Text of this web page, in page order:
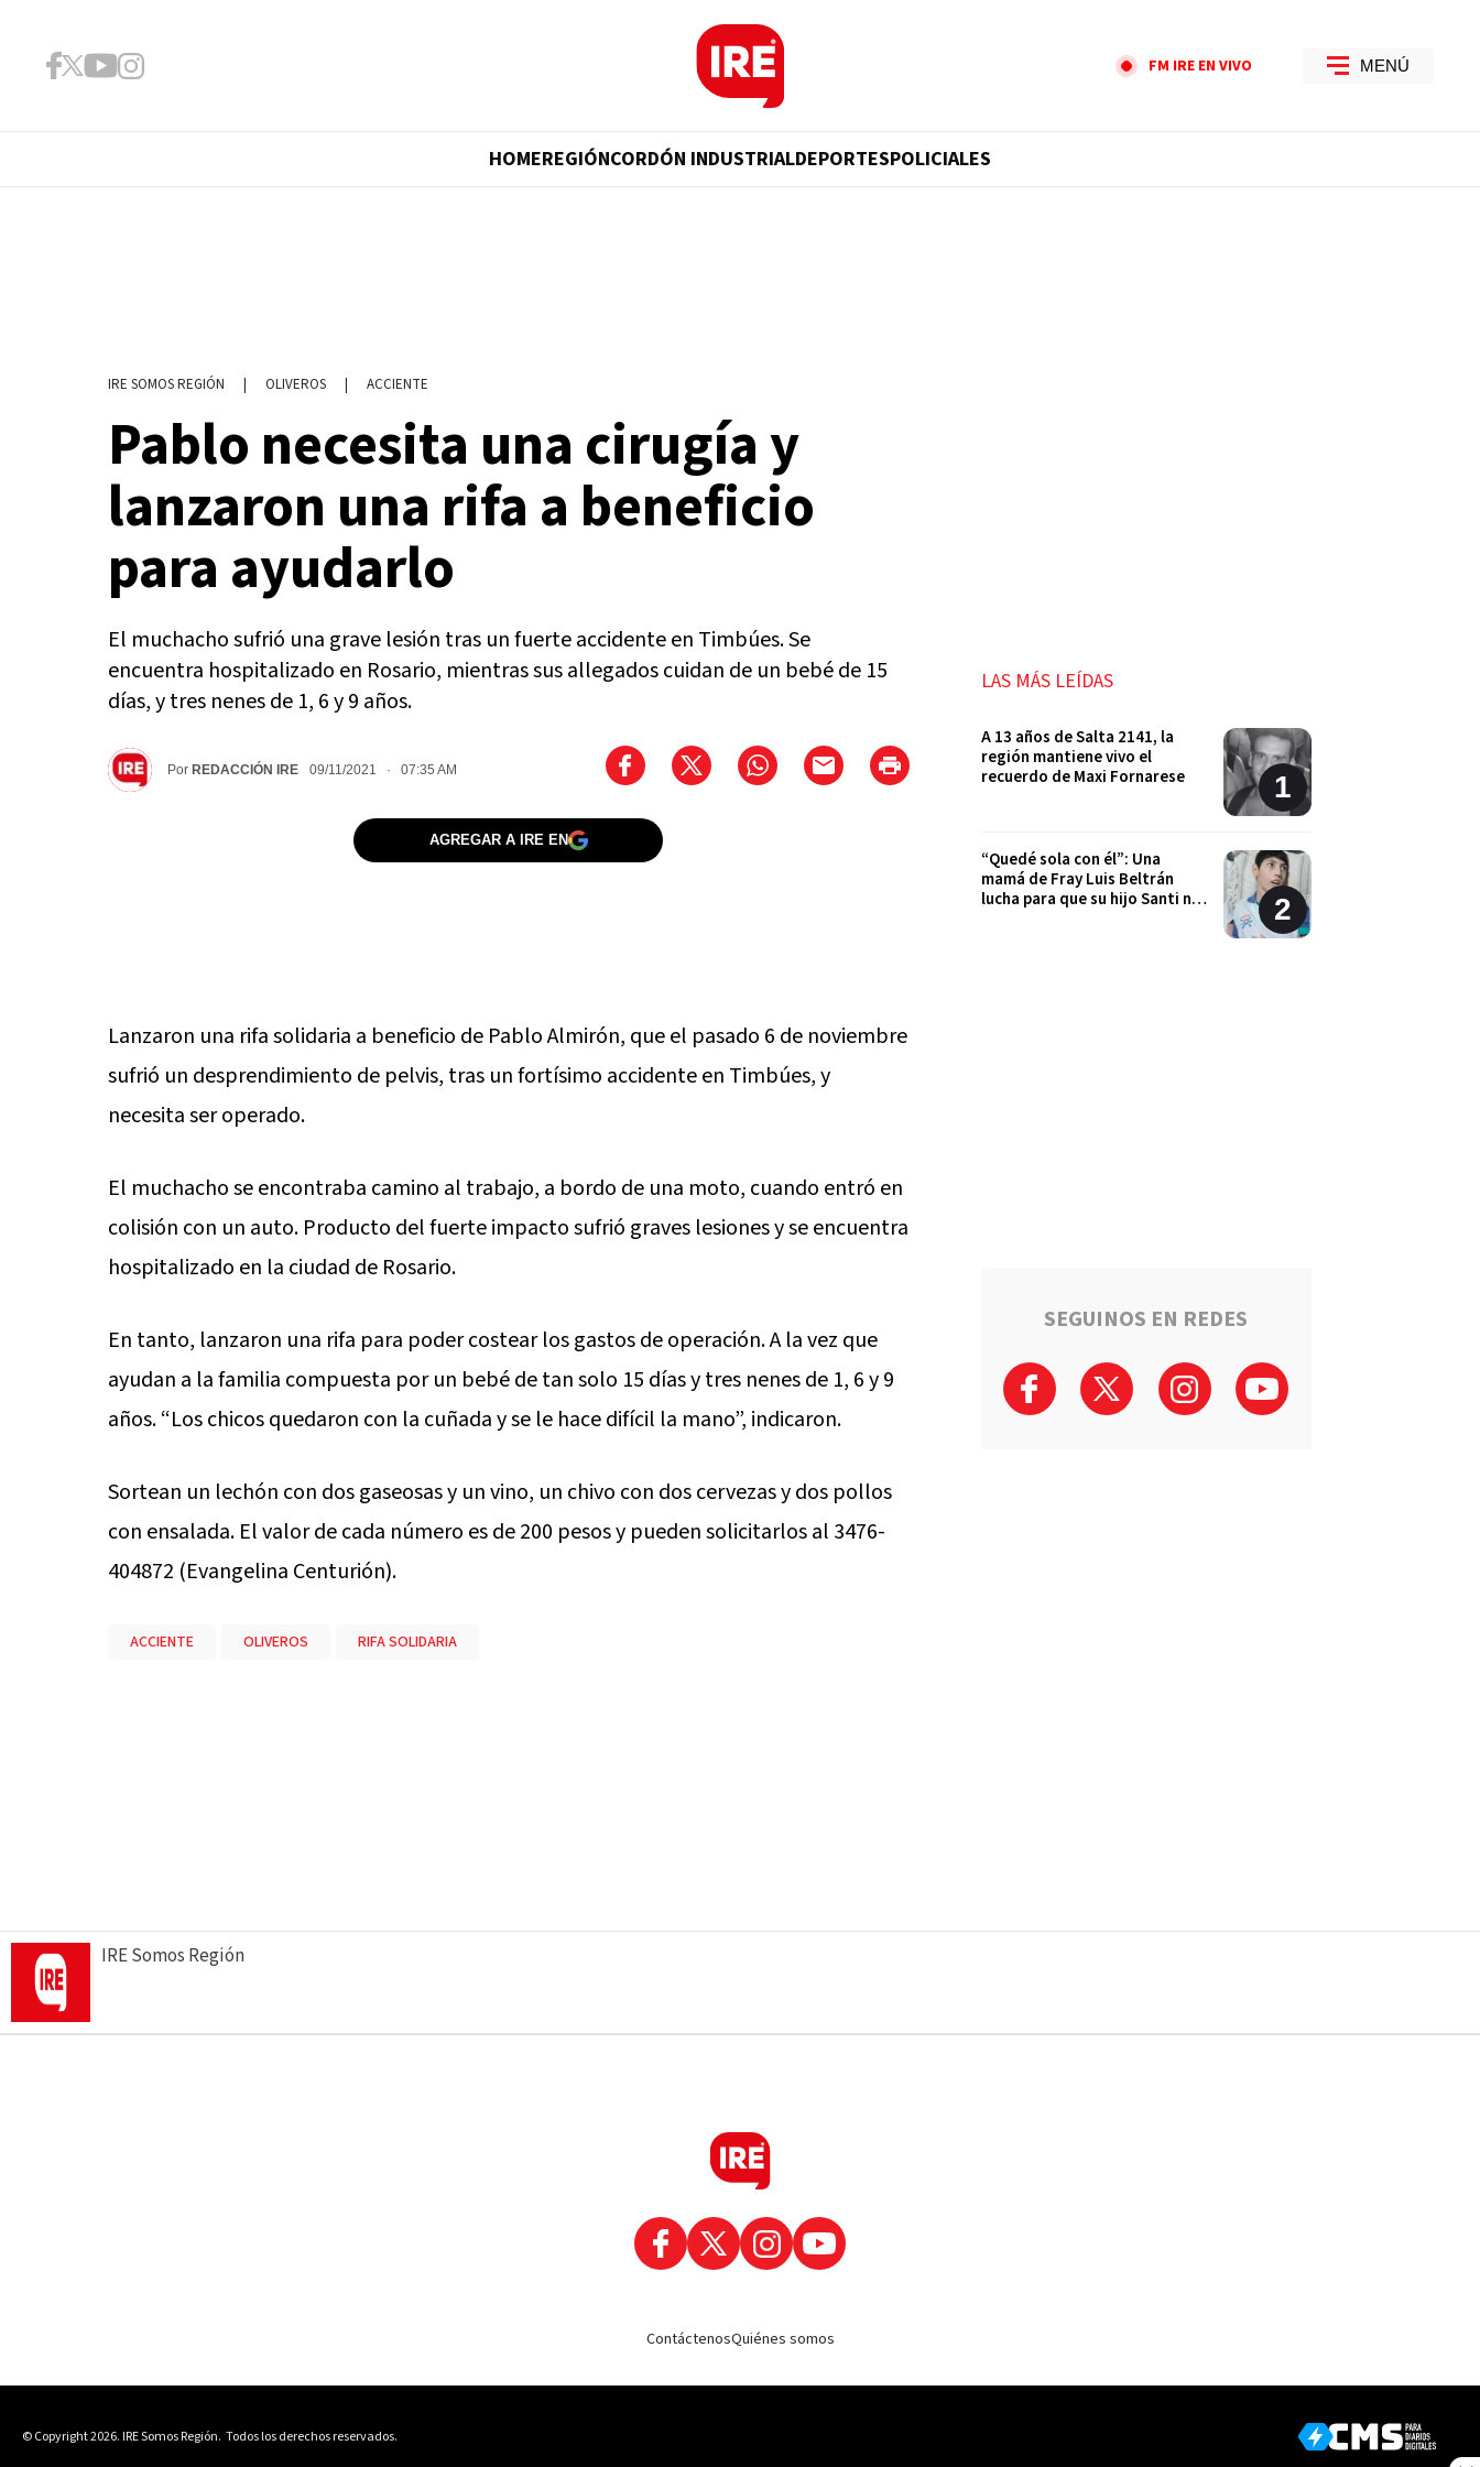
FM IRE EN VIVO MENÚ
HOMEREGIÓNCORDÓN INDUSTRIALDEPORTESPOLICIALES
IRE SOMOS REGIÓN | OLIVEROS | ACCIENTE
Pablo necesita una cirugía y
lanzaron una rifa a beneficio
para ayudarlo
El muchacho sufrió una grave lesión tras un fuerte accidente en Timbúes. Se
encuentra hospitalizado en Rosario, mientras sus allegados cuidan de un bebé de 15
días, y tres nenes de 1, 6 y 9 años.
Por REDACCIÓN IRE 09/11/2021 · 07:35 AM
AGREGAR A IRE EN
Lanzaron una rifa solidaria a beneficio de Pablo Almirón, que el pasado 6 de noviembre
sufrió un desprendimiento de pelvis, tras un fortísimo accidente en Timbúes, y
necesita ser operado.
El muchacho se encontraba camino al trabajo, a bordo de una moto, cuando entró en
colisión con un auto. Producto del fuerte impacto sufrió graves lesiones y se encuentra
hospitalizado en la ciudad de Rosario.
En tanto, lanzaron una rifa para poder costear los gastos de operación. A la vez que
ayudan a la familia compuesta por un bebé de tan solo 15 días y tres nenes de 1, 6 y 9
años. “Los chicos quedaron con la cuñada y se le hace difícil la mano”, indicaron.
Sortean un lechón con dos gaseosas y un vino, un chivo con dos cervezas y dos pollos
con ensalada. El valor de cada número es de 200 pesos y pueden solicitarlos al 3476-
404872 (Evangelina Centurión).
ACCIENTE OLIVEROS RIFA SOLIDARIA
LAS MÁS LEÍDAS
A 13 años de Salta 2141, la
región mantiene vivo el
recuerdo de Maxi Fornarese
“Quedé sola con él”: Una
mamá de Fray Luis Beltrán
lucha para que su hijo Santi no
SEGUINOS EN REDES
IRE Somos Región
ContáctenosQuiénes somos
© Copyright 2026. IRE Somos Región. Todos los derechos reservados.